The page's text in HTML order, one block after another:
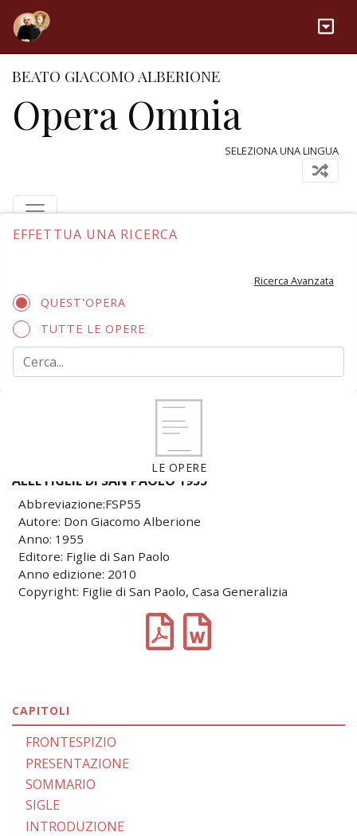
BEATO GIACOMO ALBERIONE
Opera Omnia
SELEZIONA UNA LINGUA
EFFETTUA UNA RICERCA
Ricerca Avanzata
QUEST'OPERA
TUTTE LE OPERE
LE OPERE
ALLE FIGLIE DI SAN PAOLO 1955
Abbreviazione:FSP55
Autore: Don Giacomo Alberione
Anno: 1955
Editore: Figlie di San Paolo
Anno edizione: 2010
Copyright: Figlie di San Paolo, Casa Generalizia
CAPITOLI
FRONTESPIZIO
PRESENTAZIONE
SOMMARIO
SIGLE
INTRODUZIONE